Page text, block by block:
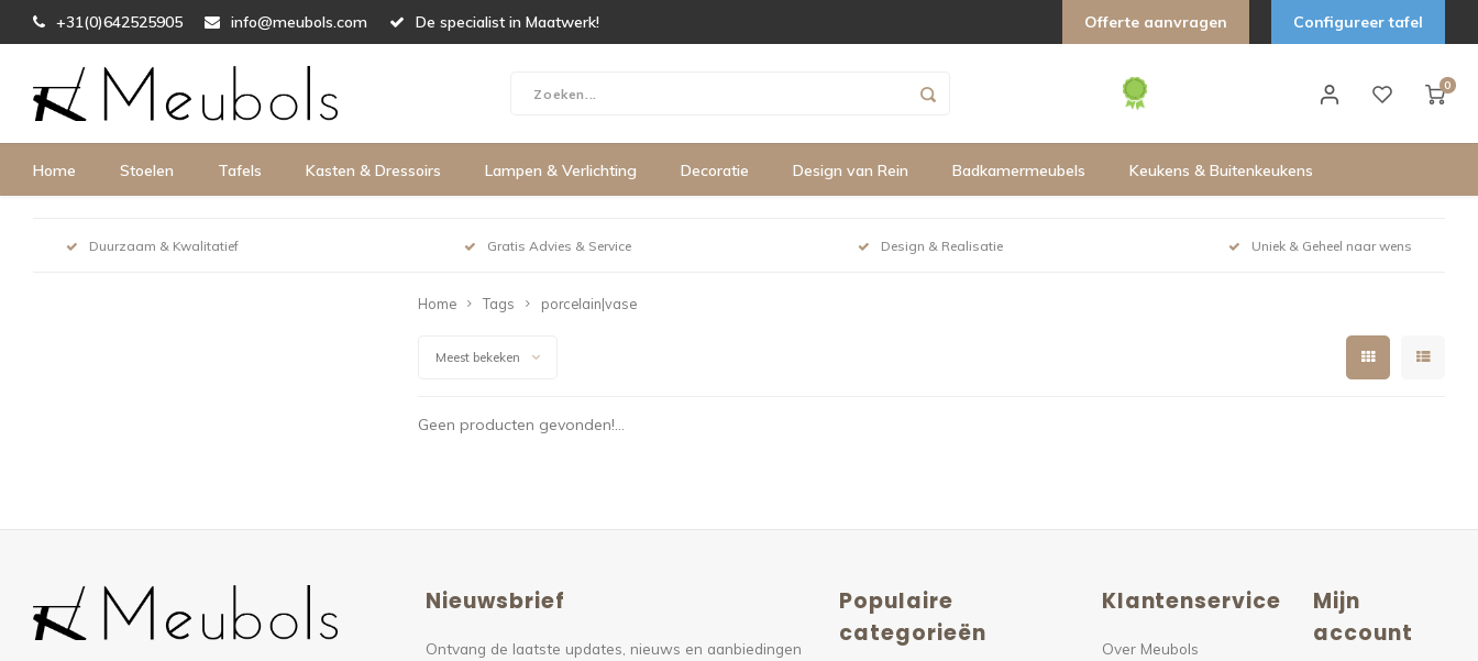
+31(0)642525905 info@meubols.com De specialist in Maatwerk! Offerte aanvragen Configureer tafel
0
Home Stoelen Tafels Kasten & Dressoirs Lampen & Verlichting Decoratie Design van Rein Badkamermeubels Keukens & Buitenkeukens
Duurzaam & Kwalitatief Gratis Advies & Service Design & Realisatie Uniek & Geheel naar wens
Home Tags porcelain|vase
Meest bekeken
Geen producten gevonden!...
Nieuwsbrief
Ontvang de laatste updates, nieuws en aanbiedingen
Populaire
categorieën
Klantenservice
Over Meubols
Mijn
account